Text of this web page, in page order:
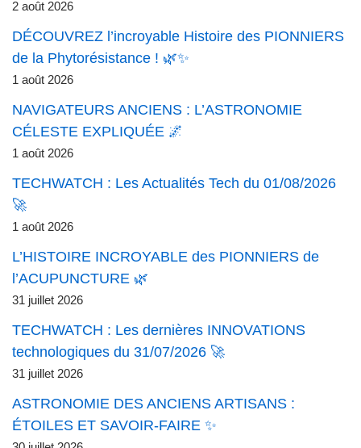
2 août 2026
DÉCOUVREZ l’incroyable Histoire des PIONNIERS
de la Phytorésistance ! 🌿✨
1 août 2026
NAVIGATEURS ANCIENS : L’ASTRONOMIE
CÉLESTE EXPLIQUÉE 🌌
1 août 2026
TECHWATCH : Les Actualités Tech du 01/08/2026
🚀
1 août 2026
L’HISTOIRE INCROYABLE des PIONNIERS de
l’ACUPUNCTURE 🌿
31 juillet 2026
TECHWATCH : Les dernières INNOVATIONS
technologiques du 31/07/2026 🚀
31 juillet 2026
ASTRONOMIE DES ANCIENS ARTISANS :
ÉTOILES ET SAVOIR-FAIRE ✨